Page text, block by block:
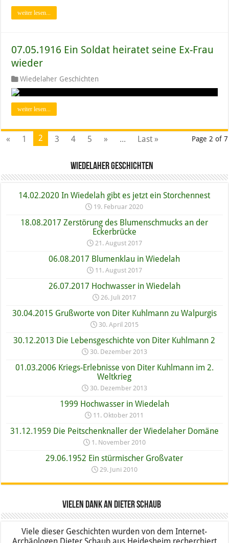
weiter lesen...
07.05.1916 Ein Soldat heiratet seine Ex-Frau
wieder
Wiedelaher Geschichten
weiter lesen...
Page 2 of 7
« 1 2 3 4 5 » ... Last »
Wiedelaher Geschichten
14.02.2020 In Wiedelah gibt es jetzt ein Storchennest
19. Februar 2020
18.08.2017 Zerstörung des Blumenschmucks an der
Eckerbrücke
21. August 2017
06.08.2017 Blumenklau in Wiedelah
11. August 2017
26.07.2017 Hochwasser in Wiedelah
26. Juli 2017
30.04.2015 Grußworte von Diter Kuhlmann zu Walpurgis
30. April 2015
30.12.2013 Die Lebensgeschichte von Diter Kuhlmann 2
30. Dezember 2013
01.03.2006 Kriegs-Erlebnisse von Diter Kuhlmann im 2.
Weltkrieg
30. Dezember 2013
1999 Hochwasser in Wiedelah
11. Oktober 2011
31.12.1959 Die Peitschenknaller der Wiedelaher Domäne
1. November 2010
29.06.1952 Ein stürmischer Großvater
29. Juni 2010
Vielen Dank an Dieter Schaub
Viele dieser Geschichten wurden von dem Internet-